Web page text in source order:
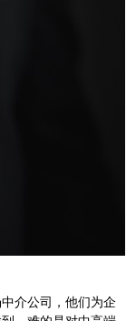
介公司，他们为企